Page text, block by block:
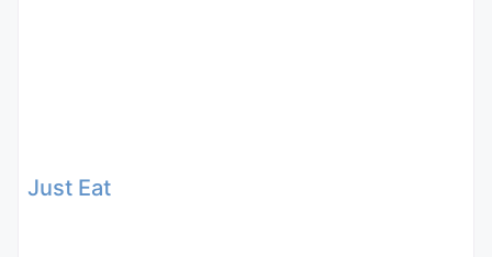
Just Eat